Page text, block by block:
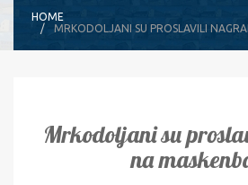
HOME
MRKODOLJANI SU PROSLAVILI
Mrkodoljani su
na